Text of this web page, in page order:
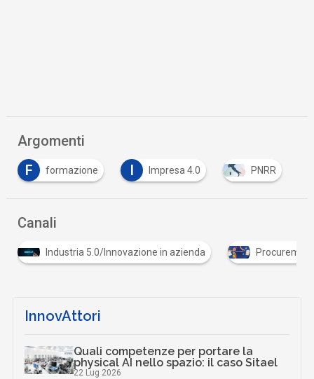
Argomenti
I
Impresa 4.0 PNRR S Smart working
Canali
in azienda Procurement dell'innovazione
InnovAttori
Quali competenze per portare la
physical AI nello spazio: il caso Sitael
22 Lug 2026